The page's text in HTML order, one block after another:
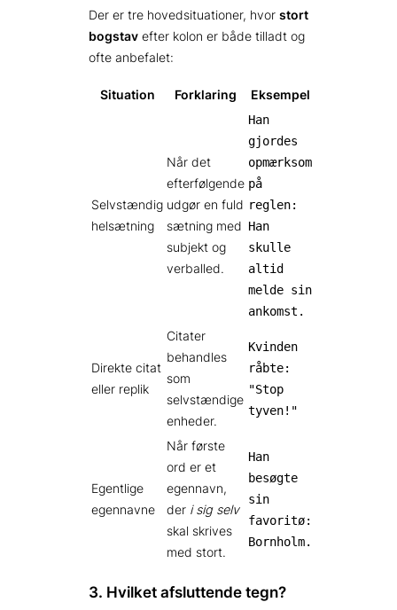
Der er tre hovedsituationer, hvor stort
bogstav efter kolon er både tilladt og
ofte anbefalet:
Situation Forklaring Eksempel
Selvstændig
helsætning
Når det
efterfølgende
udgør en fuld
sætning med
subjekt og
verballed.
Han
gjordes
opmærksom
på
reglen:
Han
skulle
altid
melde sin
ankomst.
Direkte citat
eller replik
Citater
behandles
som
selvstændige
enheder.
Kvinden
råbte:
"Stop
tyven!"
Egentlige
egennavne
Når første
ord er et
egennavn,
der i sig selv
skal skrives
med stort.
Han
besøgte
sin
favoritø:
Bornholm.
3. Hvilket afsluttende tegn?